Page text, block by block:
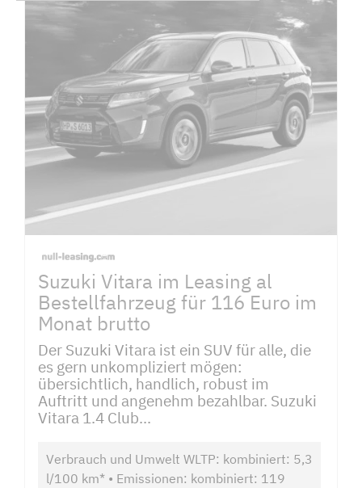
Suzuki Vitara im Leasing al
Bestellfahrzeug für 116 Euro im
Monat brutto
Der Suzuki Vitara ist ein SUV für alle, die
es gern unkompliziert mögen:
übersichtlich, handlich, robust im
Auftritt und angenehm bezahlbar. Suzuki
Vitara 1.4 Club...
Verbrauch und Umwelt WLTP: kombiniert: 5,3
l/100 km* • Emissionen: kombiniert: 119